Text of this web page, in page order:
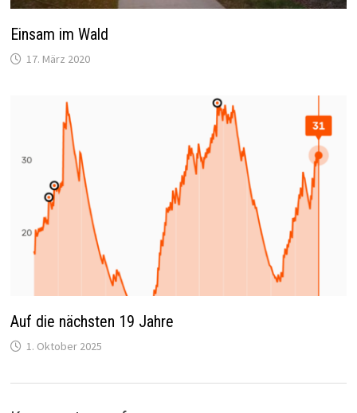
Einsam im Wald
17. März 2020
Auf die nächsten 19 Jahre
1. Oktober 2025